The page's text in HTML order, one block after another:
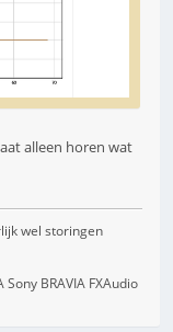
alleen horen wat
wel storingen
BRAVIA FXAudio